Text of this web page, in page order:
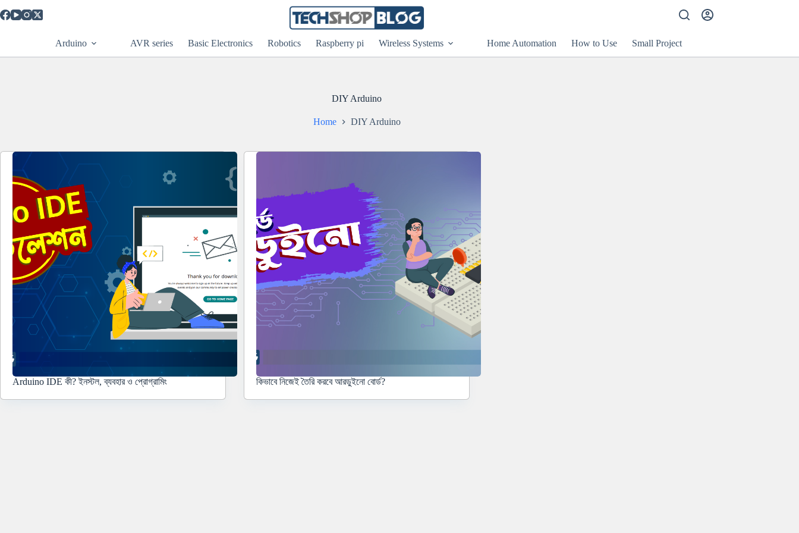
to
Arduino
AVR series Basic Electronics Robotics Raspberry pi Wireless Systems Home Automation How to Use Small Project
DIY Arduino
Home DIY Arduino
Arduino IDE কী? ইনস্টল, ব্যবহার ও প্রোগ্রামিং কিভাবে নিজেই তৈরি করবে আরডুইনো বোর্ড?